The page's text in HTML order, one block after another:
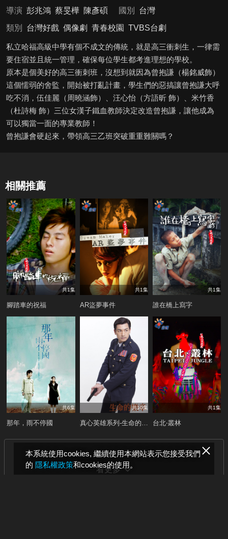
本系統使用cookies, 繼續使用本網站表示您接受我們
的 隱私權政策和cookies的使用。
導演 彭兆鴻 蔡旻樺 陳彥碩 國別
台灣
類別
台灣好戲 偶像劇 青春校園 TVBS台劇
私立哈福高級中學有個不成文的傳統，就是高三衝刺生，一律需
要住宿並且統一管理，確保每位學生都考進理想的學校。
原本是個美好的高三衝刺班，沒想到就因為曾抱謙（楊銘威飾）
這個懦弱的舍監，開始被打亂計畫，學生們的惡搞讓曾抱謙大呼
吃不消，伍佳麗（周曉涵飾）、汪心怡（方語昕 飾）、米竹香
（杜詩梅 飾）三位女漢子鐵血教師決定改造曾抱謙，讓他成為
可以獨當一面的專業教師！
曾抱謙會硬起來，帶領高三乙班突破重重難關嗎？
相關推薦
共1集
腳踏車的祝福
共1集
AR盜夢事件
共1集
誰在橋上寫字
共6集
那年，雨不停國
共10集 共1集
台北‧叢林
看更多